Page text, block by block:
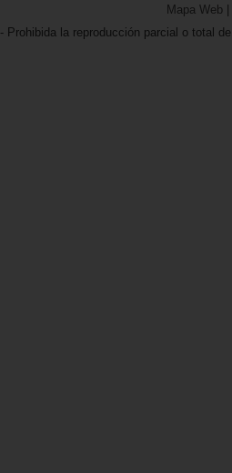
Mapa Web |
- Prohibida la reproducción parcial o total